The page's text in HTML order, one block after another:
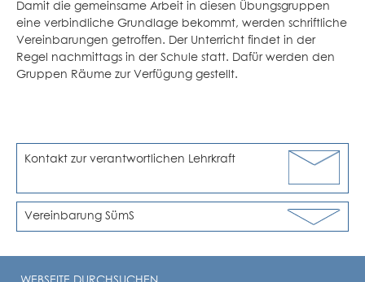
Damit die gemeinsame Arbeit in diesen Übungsgruppen
eine verbindliche Grundlage bekommt, werden schriftliche
Vereinbarungen getroffen. Der Unterricht findet in der
Regel nachmittags in der Schule statt. Dafür werden den
Gruppen Räume zur Verfügung gestellt.
Kontakt zur verantwortlichen Lehrkraft
Vereinbarung SümS